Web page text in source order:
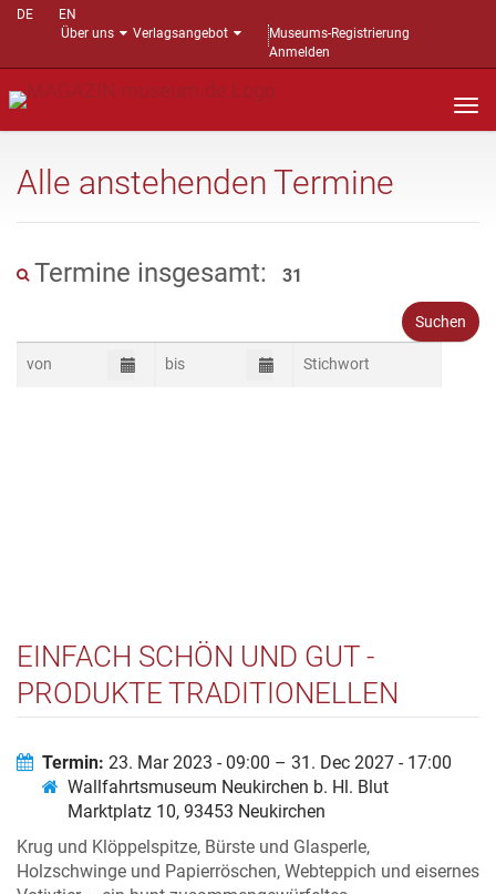
DE
EN
Über uns
Verlagsangebot
Museums-Registrierung
Anmelden
Alle anstehenden Termine
Termine insgesamt: 31
EINFACH SCHÖN UND GUT -
PRODUKTE TRADITIONELLEN
CHAM UND DER REGION KLATOVY
Termin: 23. Mar 2023 - 09:00 – 31. Dec 2027 - 17:00
Wallfahrtsmuseum Neukirchen b. Hl. Blut
Marktplatz 10, 93453 Neukirchen
Krug und Klöppelspitze, Bürste und Glasperle,
Holzschwinge und Papierröschen, Webteppich und eisernes